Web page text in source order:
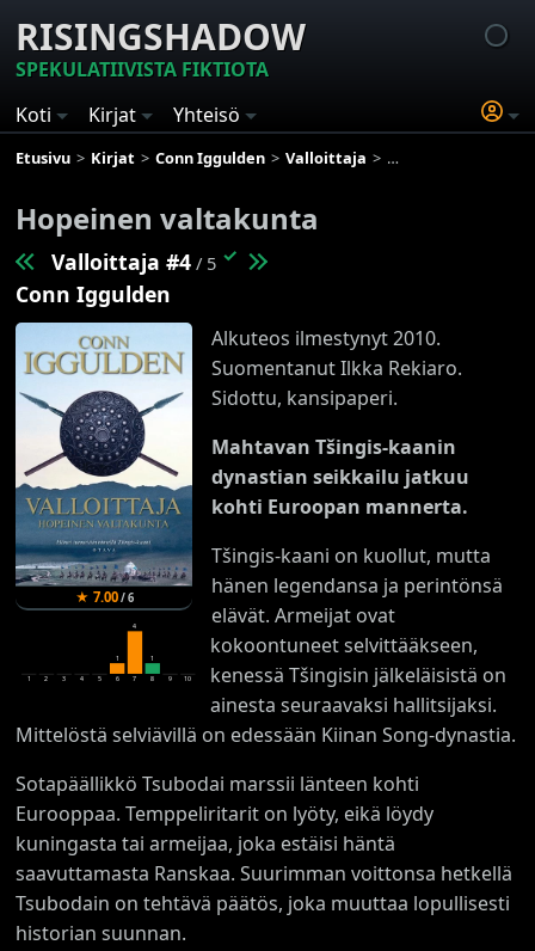
RISINGSHADOW
SPEKULATIIVISTA FIKTIOTA
Koti
Kirjat Yhteisö
Etusivu Kirjat Conn Iggulden Valloittaja Hopeinen
Hopeinen valtakunta
Valloittaja #4 / 5 ✓
Conn Iggulden
★ 7.00/6
1 2 3 4 5
1
6
4
7
1
8 9 10
Alkuteos ilmestynyt 2010.
Suomentanut Ilkka Rekiaro.
Sidottu, kansipaperi.
Mahtavan Tšingis-kaanin
dynastian seikkailu jatkuu
kohti Euroopan mannerta.
Tšingis-kaani on kuollut, mutta
hänen legendansa ja perintönsä
elävät. Armeijat ovat
kokoontuneet selvittääkseen,
kenessä Tšingisin jälkeläisistä on
ainesta seuraavaksi hallitsijaksi.
Mittelöstä selviävillä on edessään Kiinan Song-dynastia.
Sotapäällikkö Tsubodai marssii länteen kohti
Eurooppaa. Temppeliritarit on lyöty, eikä löydy
kuningasta tai armeijaa, joka estäisi häntä
saavuttamasta Ranskaa. Suurimman voittonsa hetkellä
Tsubodain on tehtävä päätös, joka muuttaa lopullisesti
historian suunnan.